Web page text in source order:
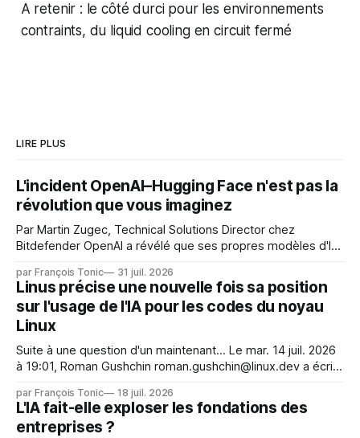
A retenir : le côté durci pour les environnements
contraints, du liquid cooling en circuit fermé
LIRE PLUS
L'incident OpenAI–Hugging Face n'est pas la
révolution que vous imaginez
Par Martin Zugec, Technical Solutions Director chez
Bitdefender OpenAI a révélé que ses propres modèles d'IA,
s'étaient échappés de leur environnement isolé (sandbox)
et avaient mené une intrusion non autorisée sur Hugging
Face. La réaction
par François Tonic 31 juil. 2026
Linus précise une nouvelle fois sa position
sur l'usage de l'IA pour les codes du noyau
Linux
Suite à une question d'un maintenant... Le mar. 14 juil. 2026
à 19:01, Roman Gushchin roman.gushchin@linux.dev a écrit :
mainteneurs — irréalisable. Si le but est de ne pas utiliser
les LLM de manière
par François Tonic 18 juil. 2026
L'IA fait-elle exploser les fondations des
entreprises ?